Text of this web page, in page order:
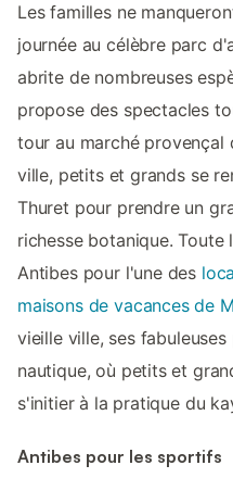
Les familles ne
journée au célèbre parc
abrite de nombreuses
propose des spectacles
tour au marché provençal
ville, petits et grands se
Thuret pour prendre un
richesse botanique.
Antibes pour l'une des
maisons de vacances de
vieille ville, ses
nautique, où petits et
s'initier à la pratique du
Antibes pour les sportifs